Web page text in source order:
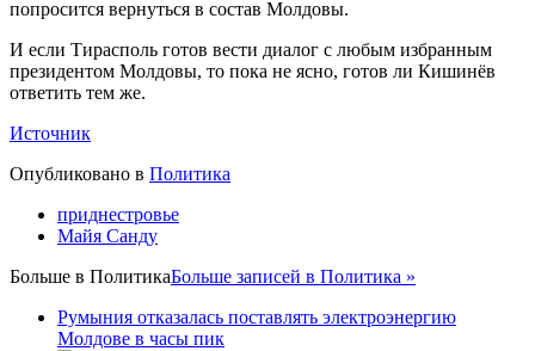
попросится вернуться в состав Молдовы.
И если Тирасполь готов вести диалог с любым избранным
президентом Молдовы, то пока не ясно, готов ли Кишинёв
ответить тем же.
Источник
Опубликовано в Политика
приднестровье
Майя Санду
Больше в ПолитикаБольше записей в Политика »
Румыния отказалась поставлять электроэнергию
Молдове в часы пик